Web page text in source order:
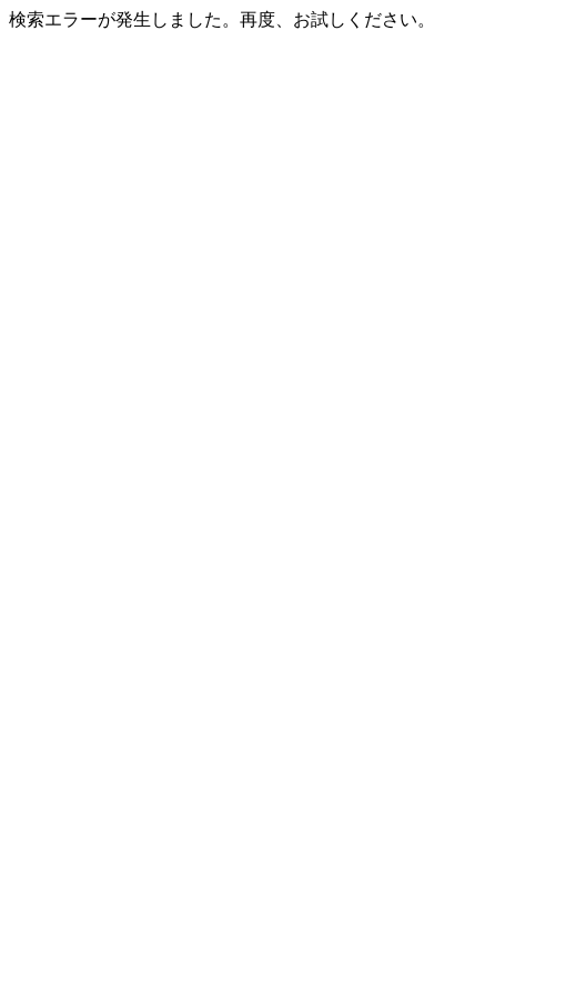
検索エラーが発生しました。再度、お試しください。